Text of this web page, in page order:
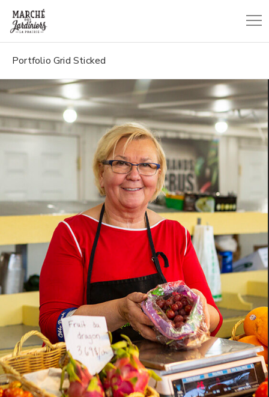
Portfolio Grid Sticked